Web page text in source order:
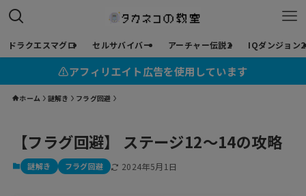
ドラクエスマグロ セルサバイバー アーチャー伝説2 IQダンジョン2
⚠︎アフィリエイト広告を使用しています
ホーム 謎解き フラグ回避
【フラグ回避】 ステージ12〜14の攻略
謎解き フラグ回避 2024年5月1日